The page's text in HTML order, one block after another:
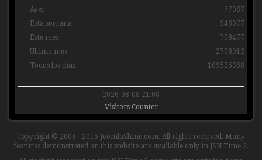
Ayer
Esta semana
Este mes
Último mes
Todos los días
77087
546077
708477
2708912
109525368
2026-08-08 21:08
Visitors Counter
Copyright © 2008 - 2015 JoomlaShine.com. All rights reserved. Many
features demonstrated on this website are available only in JSN Time 2.